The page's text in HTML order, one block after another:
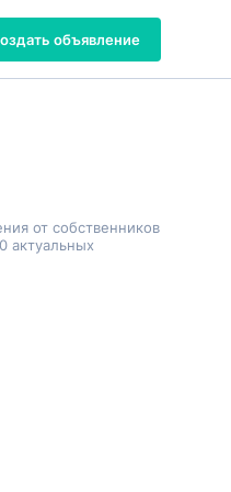
объявление
от собственников
актуальных